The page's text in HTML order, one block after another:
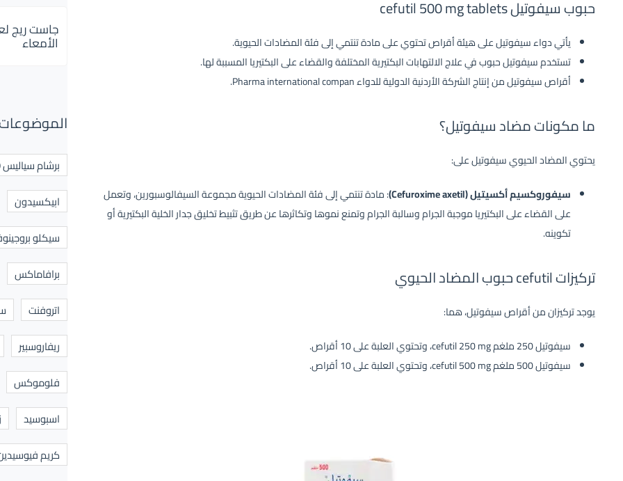
حبوب سيفوتيل cefutil 500 mg tablets
يأتي دواء سيفوتيل على هيئة أقراص تحتوي على مادة تنتمي إلى فئة المضادات الحيوية.
تستخدم سيفوتيل حبوب في علاج الالتهابات البكتيرية المختلفة والقضاء على البكتيريا المسببة لها.
أقراص سيفوتيل من إنتاج الشركة الأردنية الدولية للدواء Pharma international compan.
ما مكونات مضاد سيفوتيل؟
يحتوي المضاد الحيوي سيفوتيل على:
سيفوروكسيم أكسيتيل (Cefuroxime axetil)
: مادة تنتمي إلى فئة المضادات الحيوية مجموعة السيفالوسبورين، وتعمل
على القضاء على البكتيريا موجبة الجرام وسالبة الجرام وتمنع نموها وتكاثرها عن طريق تثبيط تخليق جدار الخلية البكتيرية أو
تكوينه.
تركيزات cefutil حبوب المضاد الحيوي
يوجد تركيزان من أقراص سيفوتيل، هما:
سيفوتيل 250 ملغم cefutil 250 mg، وتحتوي العلبة على 10 أقراص.
سيفوتيل 500 ملغم cefutil 500 mg، وتحتوي العلبة على 10 أقراص.
جاست ريج
الأمعاء
الموضوعات
برشام سياليس 20
ابيكسيدون
سيكلو
برافاماكس
اتروفنت
ريفاروسبير
فلوموكس
اسبوسيد
كريم